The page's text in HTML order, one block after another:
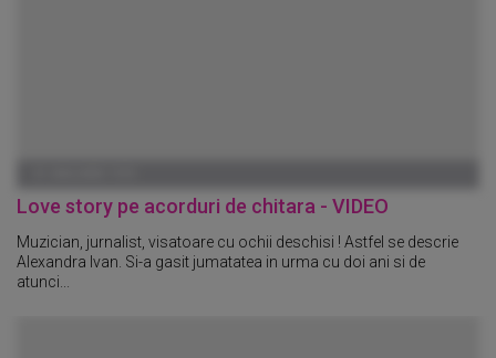
Love story pe acorduri de chitara - VIDEO
Muzician, jurnalist, visatoare cu ochii deschisi ! Astfel se descrie
Alexandra Ivan. Si-a gasit jumatatea in urma cu doi ani si de
atunci...